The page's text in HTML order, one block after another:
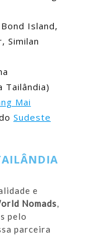
Island,
Similan
Tailândia)
Mai
Sudeste
e
Nomads,
pelo
parceira